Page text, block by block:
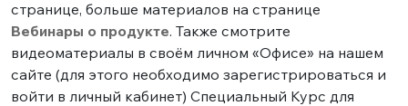
странице, больше материалов на странице
Вебинары о продукте. Также смотрите
видеоматериалы в своём личном «Офисе» на нашем
сайте (для этого необходимо зарегистрироваться и
войти в личный кабинет) Специальный Курс для